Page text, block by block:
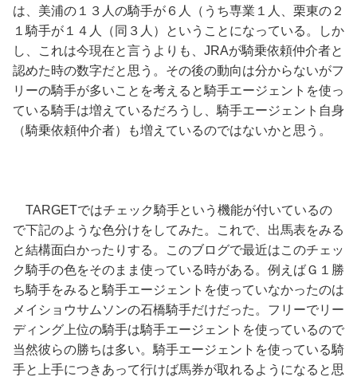
は、美浦の１３人の騎手が６人（うち専業１人、栗東の２
１騎手が１４人（同３人）ということになっている。しか
し、これは今現在と言うよりも、JRAが騎乗依頼仲介者と
認めた時の数字だと思う。その後の動向は分からないがフ
リーの騎手が多いことを考えると騎手エージェントを使っ
ている騎手は増えているだろうし、騎手エージェント自身
（騎乗依頼仲介者）も増えているのではないかと思う。
TARGETではチェック騎手という機能が付いているの
で下記のような色分けをしてみた。これで、出馬表をみる
と結構面白かったりする。このブログで最近はこのチェッ
ク騎手の色をそのまま使っている時がある。例えばＧ１勝
ち騎手をみると騎手エージェントを使っていなかったのは
メイショウサムソンの石橋騎手だけだった。フリーでリー
ディング上位の騎手は騎手エージェントを使っているので
当然彼らの勝ちは多い。騎手エージェントを使っている騎
手と上手につきあって行けば馬券が取れるようになると思